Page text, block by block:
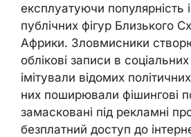
експлуатуючи популярність
публічних фігур Близького
Африки. Зловмисники
облікові записи в
імітували відомих
них поширювали фішингові
замасковані під рекламні
безплатний доступ до